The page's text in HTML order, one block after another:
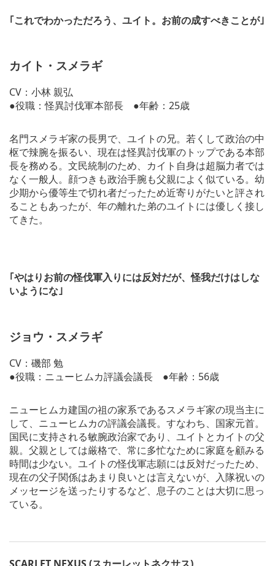
｢これでわかっただろう、ユイト。お前の成すべきことが｣
カイト・スメラギ
CV：小林 親弘
●役職：怪異討伐軍本部長 ●年齢：25歳
名門スメラギ家の長男で、ユイトの兄。若くして政治の中
枢で辣腕を振るい、現在は怪異討伐軍のトップである本部
長を務める。文民統制のため、カイト自身は超脳力者では
なく一般人。顔つきも政治手腕も父親によく似ている。幼
少期から優等生で切れ者だったため近寄りがたいと評され
ることもあったが、年の離れた弟のユイトには優しく接し
てきた。
｢やはりお前の怪伐軍入りには反対だが、怪我だけはしな
いようにな｣
ジョウ・スメラギ
CV：磯部 勉
●役職：ニューヒムカ評議会議長 ●年齢：56歳
ニューヒムカ建国の祖の家系であるスメラギ家の現当主に
して、ニューヒムカの評議会議長。すなわち、国家元首。
国民に支持される敏腕政治家であり、ユイトとカイトの父
親。父親としては厳格で、常に多忙なために家庭を顧みる
時間は少ない。ユイトの怪伐軍志願には反対だったため、
現在の父子関係はあまり良いとは言えないが、入隊祝いの
メッセージを送ったりするなど、息子のことは大切に思っ
ている。
SCARLET NEXUS (スカーレットネクサス)